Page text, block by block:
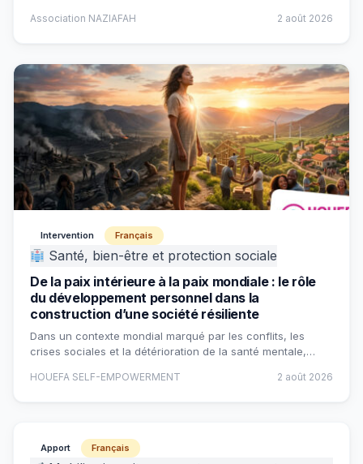
Association NAZIAFAH 2 août 2026
Intervention Français
Santé, bien-être et protection sociale
De la paix intérieure à la paix mondiale : le rôle
du développement personnel dans la
construction d’une société résiliente
Dans un contexte mondial marqué par les conflits, les
crises sociales et la détérioration de la santé mentale,…
HOUEFA SELF-EMPOWERMENT 2 août 2026
Apport Français